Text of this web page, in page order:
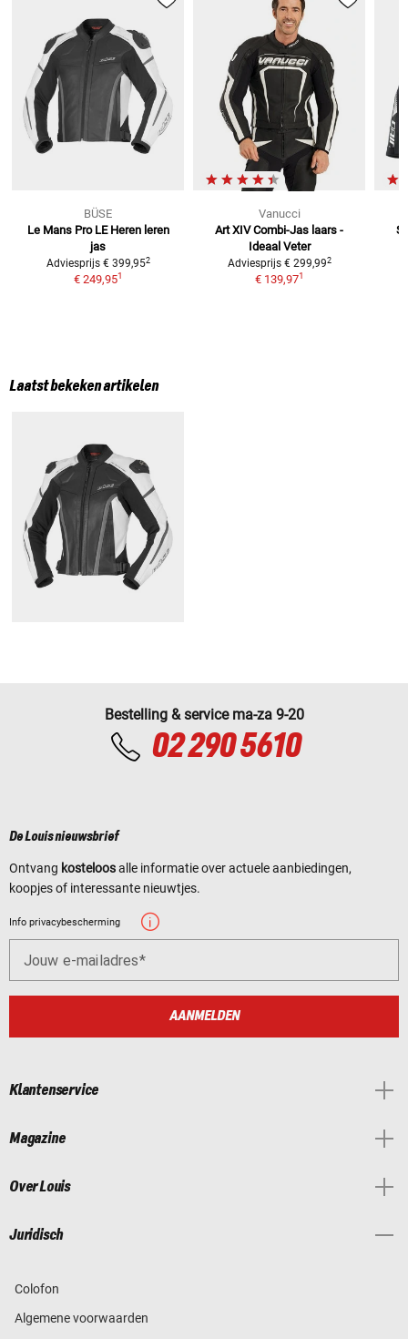
BÜSE
Le Mans Pro LE Heren leren
jas
Adviesprijs € 399,952
€ 249,951
Vanucci
Art XIV Combi-Jas laars -
Ideaal Veter
Adviesprijs € 299,992
€ 139,971
Laatst bekeken artikelen
Bestelling & service ma-za 9-20
02 290 5610
De Louis nieuwsbrief
Ontvang kosteloosalle informatie over actuele aanbiedingen,
koopjes of interessante nieuwtjes.
Info privacybescherming
Jouw e-mailadres
AANMELDEN
Klantenservice
Magazine
Over Louis
Juridisch
Colofon
Algemene voorwaarden